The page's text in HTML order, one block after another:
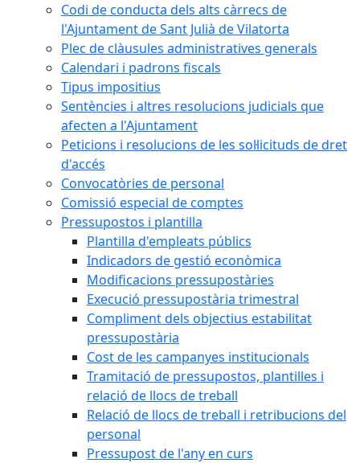
Codi de conducta dels alts càrrecs de
l'Ajuntament de Sant Julià de Vilatorta
Plec de clàusules administratives generals
Calendari i padrons fiscals
Tipus impositius
Sentències i altres resolucions judicials que
afecten a l'Ajuntament
Peticions i resolucions de les sol·licituds de dret
d'accés
Convocatòries de personal
Comissió especial de comptes
Pressupostos i plantilla
Plantilla d'empleats públics
Indicadors de gestió econòmica
Modificacions pressupostàries
Execució pressupostària trimestral
Compliment dels objectius estabilitat
pressupostària
Cost de les campanyes institucionals
Tramitació de pressupostos, plantilles i
relació de llocs de treball
Relació de llocs de treball i retribucions del
personal
Pressupost de l'any en curs